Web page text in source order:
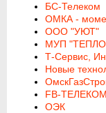
БС-Телеком
ОМКА -
ООО "УЮТ"
МУП
Т-Сервис,
Новые
FB-ТЕЛЕКОМ
ОЭК